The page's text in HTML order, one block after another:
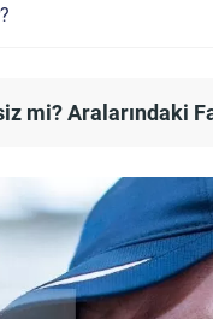
mi? Aralarındaki